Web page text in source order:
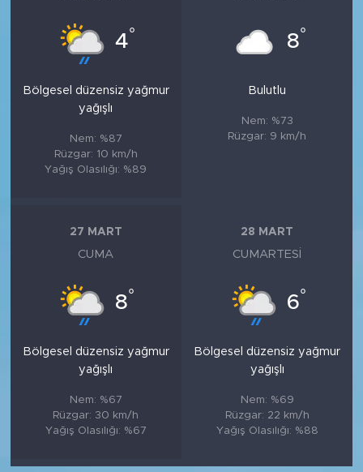
4°
Bölgesel düzensiz yağmur
yağışlı
Nem: %87
Rüzgar: 10 km/h
Yağış Olasılığı: %89
8°
Bulutlu
Nem: %73
Rüzgar: 9 km/h
27 MART
CUMA
8°
Bölgesel düzensiz yağmur
yağışlı
Nem: %67
Rüzgar: 30 km/h
Yağış Olasılığı: %67
28 MART
CUMARTESI
6°
Bölgesel düzensiz yağmur
yağışlı
Nem: %69
Rüzgar: 22 km/h
Yağış Olasılığı: %88